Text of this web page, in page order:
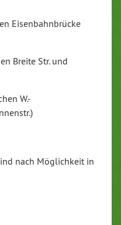
Eisenbahnbrücke
Breite Str. und
W.-
nach Möglichkeit in